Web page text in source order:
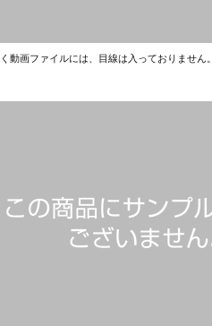
動画ファイルには、目線は入っておりません。